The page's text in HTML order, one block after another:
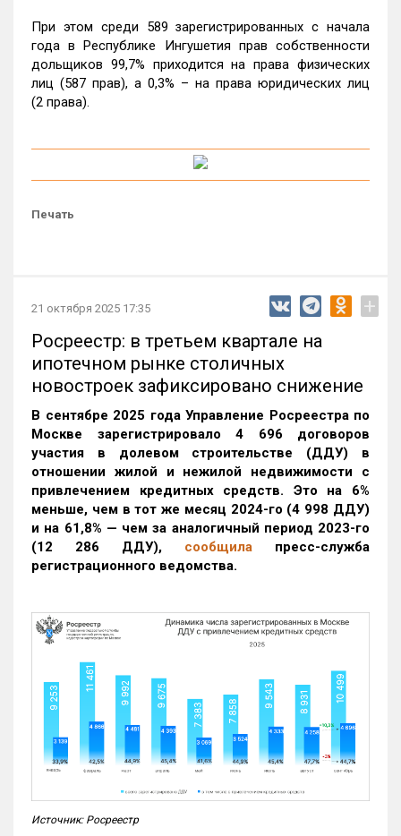
При этом среди 589 зарегистрированных с начала
года в Республике Ингушетия прав собственности
дольщиков 99,7% приходится на права физических
лиц (587 прав), а 0,3% – на права юридических лиц
(2 права).
Печать
21 октября 2025 17:35 +
Росреестр: в третьем квартале на
ипотечном рынке столичных
новостроек зафиксировано снижение
В сентябре 2025 года Управление Росреестра по
Москве зарегистрировало 4 696 договоров
участия в долевом строительстве (ДДУ) в
отношении жилой и нежилой недвижимости с
привлечением кредитных средств. Это на 6%
меньше, чем в тот же месяц 2024-го (4 998 ДДУ)
и на 61,8% — чем за аналогичный период 2023-го
(12 286 ДДУ), сообщила пресс-служба
регистрационного ведомства.
Источник: Росреестр